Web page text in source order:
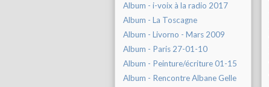
Album - i-voix à la radio 2017
Album - La Toscagne
Album - Livorno - Mars 2009
Album - Paris 27-01-10
Album - Peinture/écriture 01-15
Album - Rencontre Albane Gelle